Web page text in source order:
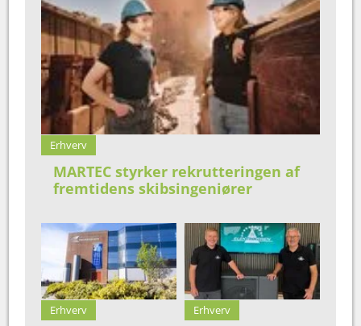
Erhverv
MARTEC styrker rekrutteringen af
fremtidens skibsingeniører
Erhverv Erhverv